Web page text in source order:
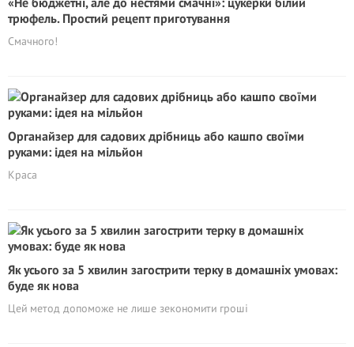
трюфель. Простий рецепт приготування
Смачного!
Органайзер для садових дрібниць або кашпо своїми
руками: ідея на мільйон
Краса
Як усього за 5 хвилин загострити терку в домашніх умовах:
буде як нова
Цей метод допоможе не лише зекономити гроші